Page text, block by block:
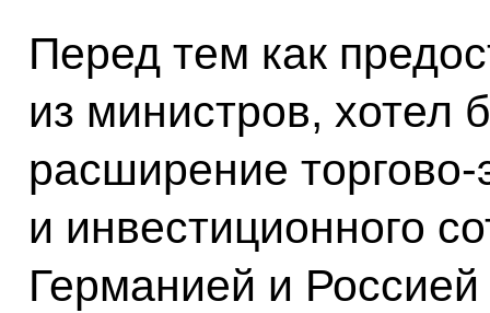
Перед тем как
из министров, хотел
расширение торгово-
и инвестиционного
Германией и